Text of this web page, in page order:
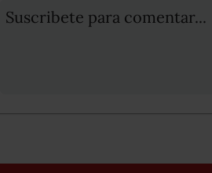
Suscribete para comentar...